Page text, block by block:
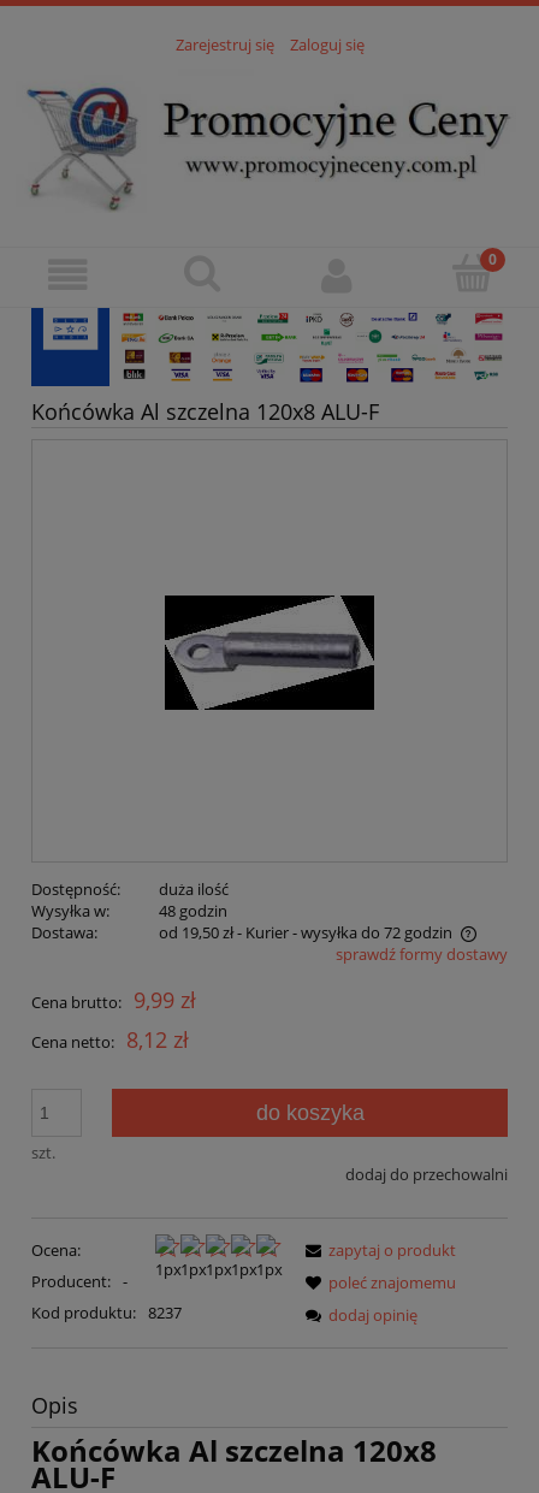
Zarejestruj się Zaloguj się
Końcówka Al szczelna 120x8 ALU-F
Dostępność:
duża ilość
Wysyłka w:
48 godzin
Dostawa:
od 19,50 zł- Kurier - wysyłka do 72 godzin
Cena nie zawiera ewentualnych kosztów płatnościsprawdź formy dostawy
Cena brutto: 9,99 zł
Cena netto: 8,12 zł
szt.
do koszyka
dodaj do przechowalni
Ocena:
Producent: -
Kod produktu: 8237
zapytaj o produkt
poleć znajomemu
dodaj opinię
Opis
Końcówka Al szczelna 120x8
ALU-F